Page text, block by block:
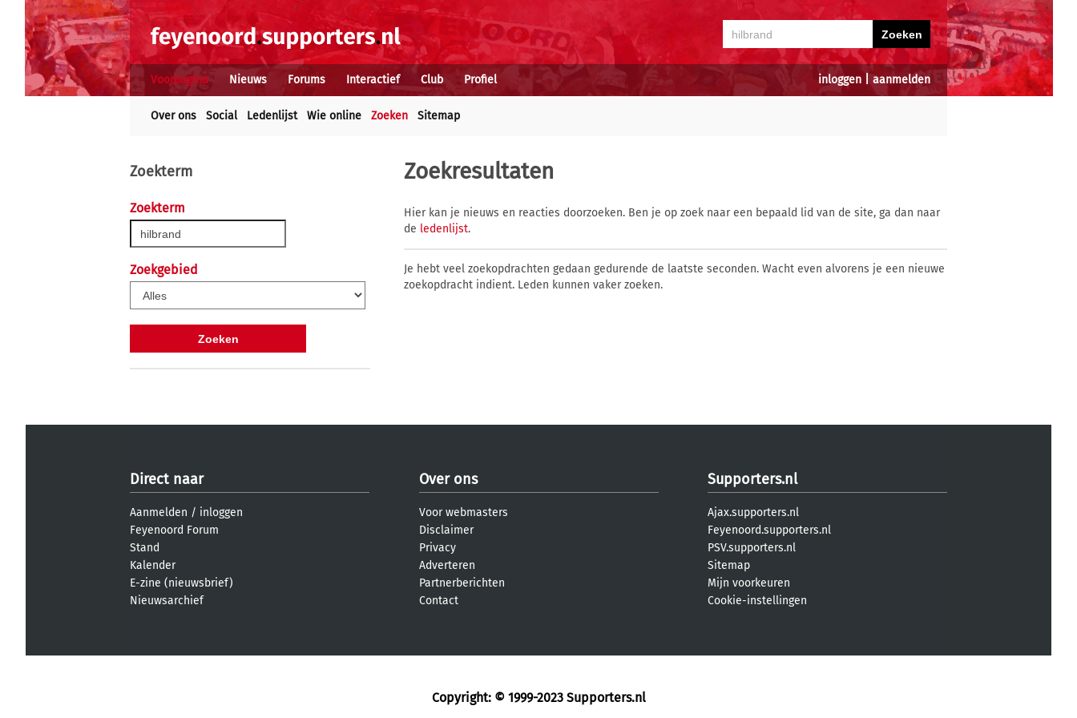
inloggen aanmelden
Voorpagina Nieuws Forums Interactief Club Profiel
Over ons Social Ledenlijst Wie online Zoeken Sitemap
Zoekterm
Zoekterm
Zoekgebied
Zoekresultaten
Hier kan je nieuws en reacties doorzoeken. Ben je op zoek naar een bepaald lid van de site, ga dan naar
de ledenlijst.
Je hebt veel zoekopdrachten gedaan gedurende de laatste seconden. Wacht even alvorens je een nieuwe
zoekopdracht indient. Leden kunnen vaker zoeken.
Direct naar
Aanmelden / inloggen
Feyenoord Forum
Stand
Kalender
E-zine (nieuwsbrief)
Nieuwsarchief
Over ons
Voor webmasters
Disclaimer
Privacy
Adverteren
Partnerberichten
Contact
Supporters.nl
Ajax.supporters.nl
Feyenoord.supporters.nl
PSV.supporters.nl
Sitemap
Mijn voorkeuren
Cookie-instellingen
Copyright: © 1999-2023 Supporters.nl